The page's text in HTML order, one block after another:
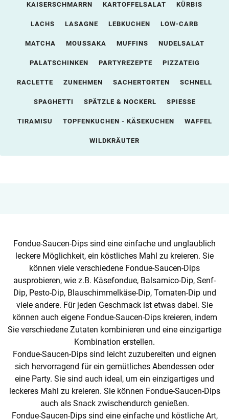
KAISERSCHMARRN KARTOFFELSALAT KÜRBIS
LACHS LASAGNE LEBKUCHEN LOW-CARB
MATCHA MOUSSAKA MUFFINS NUDELSALAT
PALATSCHINKEN PARTYREZEPTE PIZZATEIG
RACLETTE ZUNEHMEN SACHERTORTEN SCHNELL
SPAGHETTI SPÄTZLE & NOCKERL SPIESSE
TIRAMISU TOPFENKUCHEN - KÄSEKUCHEN WAFFEL
WILDKRÄUTER
Fondue-Saucen-Dips sind eine einfache und unglaublich
leckere Möglichkeit, ein köstliches Mahl zu kreieren. Sie
können viele verschiedene Fondue-Saucen-Dips
ausprobieren, wie z.B. Käsefondue, Balsamico-Dip, Senf-
Dip, Pesto-Dip, Blauschimmelkäse-Dip, Tomaten-Dip und
viele andere. Für jeden Geschmack ist etwas dabei. Sie
können auch eigene Fondue-Saucen-Dips kreieren, indem
Sie verschiedene Zutaten kombinieren und eine einzigartige
Kombination erstellen.
Fondue-Saucen-Dips sind leicht zuzubereiten und eignen
sich hervorragend für ein gemütliches Abendessen oder
eine Party. Sie sind auch ideal, um ein einzigartiges und
leckeres Mahl zu kreieren. Sie können Fondue-Saucen-Dips
auch als Snack zwischendurch genießen.
Fondue-Saucen-Dips sind eine einfache und köstliche Art,